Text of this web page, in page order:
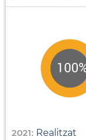
2021: Realitzat